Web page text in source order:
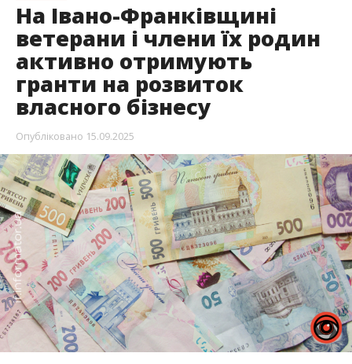
На Івано-Франківщині
ветерани і члени їх родин
активно отримують
гранти на розвиток
власного бізнесу
Опубліковано 15.09.2025